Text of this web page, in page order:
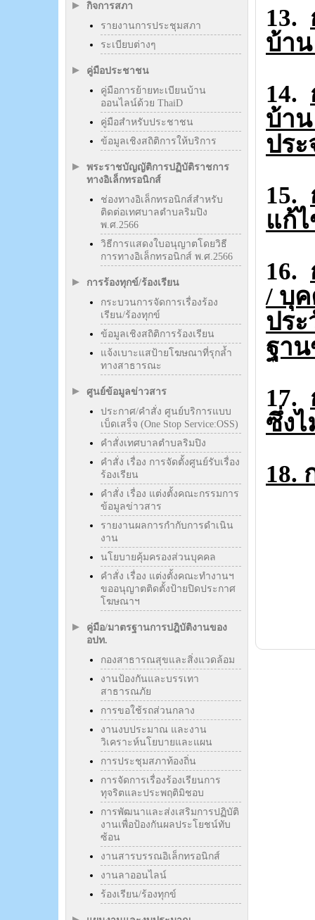
กิจการสภา
รายงานการประชุมสภา
ระเบียบต่างๆ
คู่มือประชาชน
คู่มือการย้ายทะเบียนบ้าน
ออนไลน์ด้วย ThaiD
คู่มือสำหรับประชาชน
ข้อมูลเชิงสถิติการให้บริการ
พระราชบัญญัติการปฏิบัติราชการ
ทางอิเล็กทรอนิกส์
ช่องทางอิเล็กทรอนิกส์สำหรับ
ติดต่อเทศบาลตำบลริมปิง
พ.ศ.2566
วิธีการแสดงใบอนุญาตโดยวิธี
การทางอิเล็กทรอนิกส์ พ.ศ.2566
การร้องทุกข์/ร้องเรียน
กระบวนการจัดการเรื่องร้อง
เรียน/ร้องทุกข์
ข้อมูลเชิงสถิติการร้องเรียน
แจ้งเบาะแสป้ายโฆษณาที่รุกล้ำ
ทางสาธารณะ
ศูนย์ข้อมูลข่าวสาร
ประกาศ/คำสั่ง ศูนย์บริการแบบ
เบ็ดเสร็จ (One Stop Service:OSS)
คำสั่งเทศบาลตำบลริมปิง
คำสั่ง เรื่อง การจัดตั้งศูนย์รับเรื่อง
ร้องเรียน
คำสั่ง เรื่อง แต่งตั้งคณะกรรมการ
ข้อมูลข่าวสาร
รายงานผลการกำกับการดำเนิน
งาน
นโยบายคุ้มครองส่วนบุคคล
คำสั่ง เรื่อง แต่งตั้งคณะทำงานฯ
ขออนุญาตติดตั้งป้ายปิดประกาศ
โฆษณาฯ
คู่มือ/มาตรฐานการปฎิบัติงานของ
อปท.
กองสาธารณสุขและสิ่งแวดล้อม
งานป้องกันและบรรเทา
สาธารณภัย
การขอใช้รถส่วนกลาง
งานงบประมาณ และงาน
วิเคราะห์นโยบายและแผน
การประชุมสภาท้องถิ่น
การจัดการเรื่องร้องเรียนการ
ทุจริตและประพฤติมิชอบ
การพัฒนาและส่งเสริมการปฏิบัติ
งานเพื่อป้องกันผลประโยชน์ทับ
ซ้อน
งานสารบรรณอิเล็กทรอนิกส์
งานลาออนไลน์
ร้องเรียน/ร้องทุกข์
13.
บ้า
14.
บ้า
ปร
15.
แก้
16.
/ บุ
ปร
ฐา
17.
ซึ่ง
18.